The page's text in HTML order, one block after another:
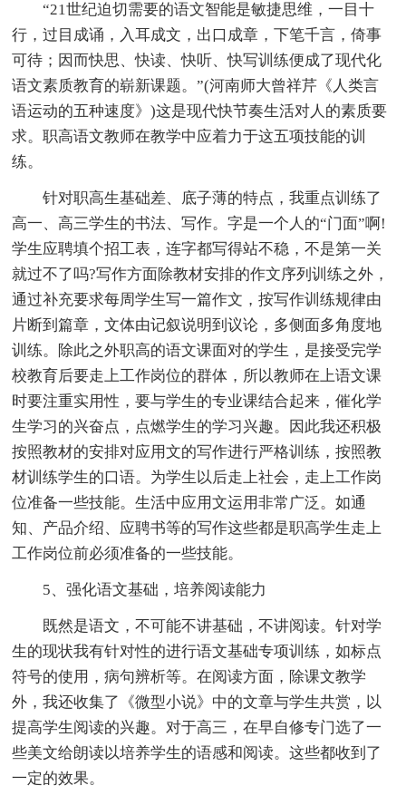
“21世纪迫切需要的语文智能是敏捷思维，一目十
行，过目成诵，入耳成文，出口成章，下笔千言，倚事
可待；因而快思、快读、快听、快写训练便成了现代化
语文素质教育的崭新课题。”(河南师大曾祥芹《人类言
语运动的五种速度》)这是现代快节奏生活对人的素质要
求。职高语文教师在教学中应着力于这五项技能的训
练。
针对职高生基础差、底子薄的特点，我重点训练了
高一、高三学生的书法、写作。字是一个人的“门面”啊!
学生应聘填个招工表，连字都写得站不稳，不是第一关
就过不了吗?写作方面除教材安排的作文序列训练之外，
通过补充要求每周学生写一篇作文，按写作训练规律由
片断到篇章，文体由记叙说明到议论，多侧面多角度地
训练。除此之外职高的语文课面对的学生，是接受完学
校教育后要走上工作岗位的群体，所以教师在上语文课
时要注重实用性，要与学生的专业课结合起来，催化学
生学习的兴奋点，点燃学生的学习兴趣。因此我还积极
按照教材的安排对应用文的写作进行严格训练，按照教
材训练学生的口语。为学生以后走上社会，走上工作岗
位准备一些技能。生活中应用文运用非常广泛。如通
知、产品介绍、应聘书等的写作这些都是职高学生走上
工作岗位前必须准备的一些技能。
5、强化语文基础，培养阅读能力
既然是语文，不可能不讲基础，不讲阅读。针对学
生的现状我有针对性的进行语文基础专项训练，如标点
符号的使用，病句辨析等。在阅读方面，除课文教学
外，我还收集了《微型小说》中的文章与学生共赏，以
提高学生阅读的兴趣。对于高三，在早自修专门选了一
些美文给朗读以培养学生的语感和阅读。这些都收到了
一定的效果。